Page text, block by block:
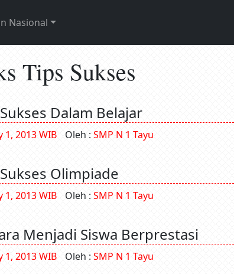
Nasional
Tips Sukses
Dalam Belajar
1, 2013 WIB Oleh : SMP N 1 Tayu
Olimpiade
1, 2013 WIB Oleh : SMP N 1 Tayu
Menjadi Siswa Berprestasi
1, 2013 WIB Oleh :SMP N 1 Tayu